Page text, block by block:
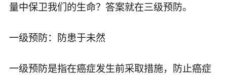
量中保卫我们的生命？答案就在三级预防。
一级预防：防患于未然
一级预防是指在癌症发生前采取措施，防止癌症